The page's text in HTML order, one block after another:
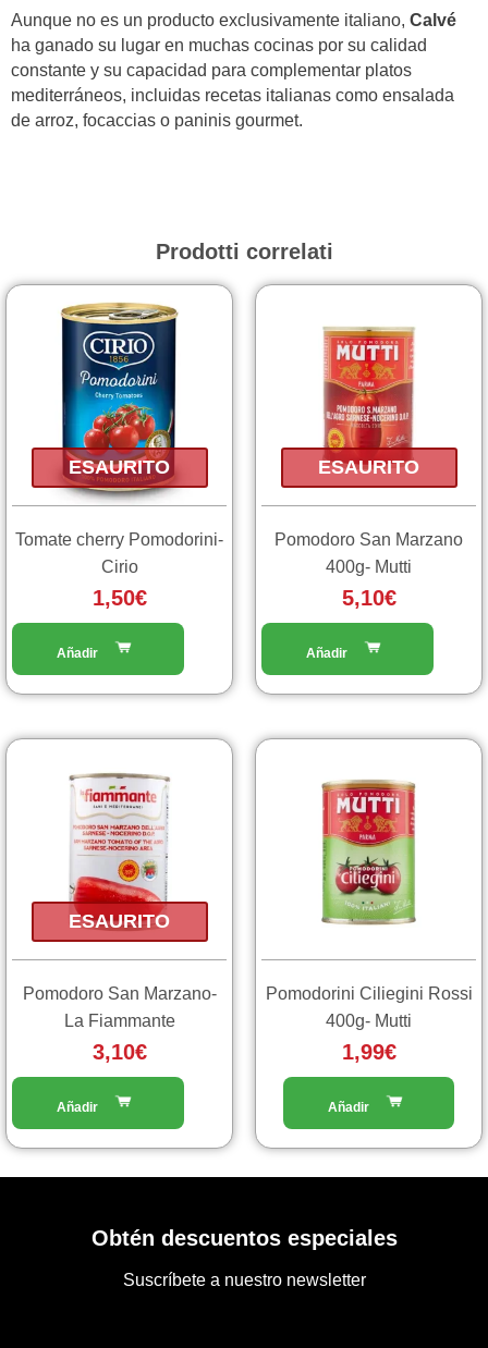
Aunque no es un producto exclusivamente italiano, Calvé
ha ganado su lugar en muchas cocinas por su calidad
constante y su capacidad para complementar platos
mediterráneos, incluidas recetas italianas como ensalada
de arroz, focaccias o paninis gourmet.
Prodotti correlati
ESAURITO
Tomate cherry Pomodorini-
Cirio
1,50€
ESAURITO
Pomodoro San Marzano
400g- Mutti
5,10€
ESAURITO
Pomodoro San Marzano-
La Fiammante
3,10€
Pomodorini Ciliegini Rossi
400g- Mutti
1,99€
Obtén descuentos especiales
Suscríbete a nuestro newsletter